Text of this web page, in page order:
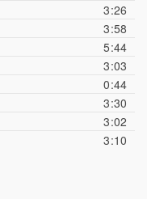
3:26
3:58
5:44
3:03
0:44
3:30
3:02
3:10